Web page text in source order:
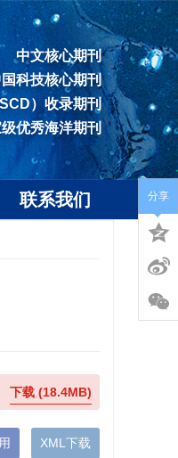
中文核心期刊
科技核心期刊
）收录期刊
级优秀海洋期刊
联系我们
下载(18.4MB)
XML下载
分享